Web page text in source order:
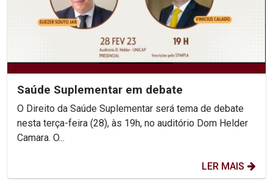
Saúde Suplementar em debate
O Direito da Saúde Suplementar será tema de debate
nesta terça-feira (28), às 19h, no auditório Dom Helder
Camara. O...
LER MAIS